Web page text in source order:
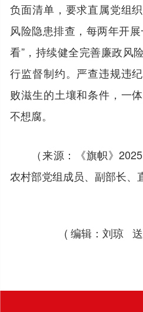
负面清单，要求直属党组
风险隐患排查，每两年开
看”，持续健全完善廉政风
行监督制约。严查违规违
败滋生的土壤和条件，一
不想腐。
（来源：《旗帜》
农村部党组成员、副部长、
( 编辑：刘琼